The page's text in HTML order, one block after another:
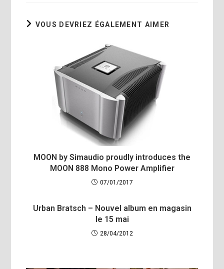
VOUS DEVRIEZ ÉGALEMENT AIMER
MOON by Simaudio proudly introduces the
MOON 888 Mono Power Amplifier
07/01/2017
Urban Bratsch – Nouvel album en magasin
le 15 mai
28/04/2012